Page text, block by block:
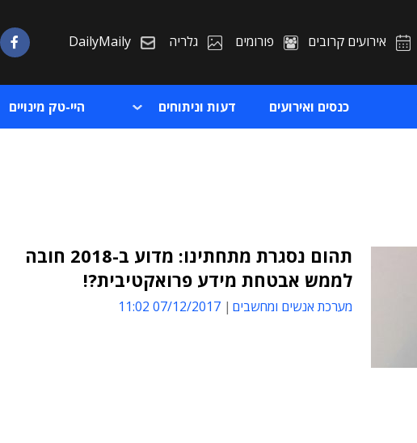
אירועים קרובים פורומים גלריה DailyMaily
כנסים ואירועים דעות וניתוחים היי-טק מינויים
תהום נסגרת מתחתינו: מדוע ב-2018 חובה
לממש אבטחת מידע פרואקטיבית?!
מערכת אנשים ומחשבים 07/12/2017 11:02